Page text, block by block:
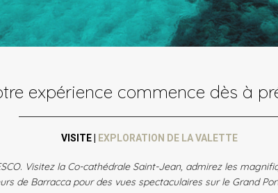
expérience commence dès à
VISITE | EXPLORATION DE LA VALETTE
Visitez la Co-cathédrale Saint-Jean, admirez les
de Barracca pour des vues spectaculaires sur le Grand